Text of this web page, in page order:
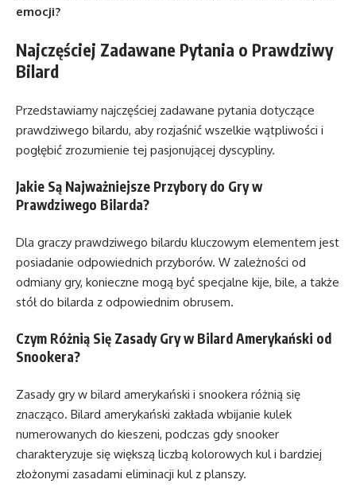
emocji?
Najczęściej Zadawane Pytania o Prawdziwy
Bilard
Przedstawiamy najczęściej zadawane pytania dotyczące
prawdziwego bilardu, aby rozjaśnić wszelkie wątpliwości i
pogłębić zrozumienie tej pasjonującej dyscypliny.
Jakie Są Najważniejsze Przybory do Gry w
Prawdziwego Bilarda?
Dla graczy prawdziwego bilardu kluczowym elementem jest
posiadanie odpowiednich przyborów. W zależności od
odmiany gry, konieczne mogą być specjalne kije, bile, a także
stół do bilarda z odpowiednim obrusem.
Czym Różnią Się Zasady Gry w Bilard Amerykański od
Snookera?
Zasady gry w bilard amerykański i snookera różnią się
znacząco. Bilard amerykański zakłada wbijanie kulek
numerowanych do kieszeni, podczas gdy snooker
charakteryzuje się większą liczbą kolorowych kul i bardziej
złożonymi zasadami eliminacji kul z planszy.